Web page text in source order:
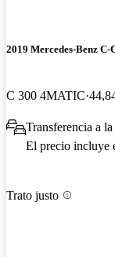
2019 Mercedes-Benz C-
C 300 4MATIC
Transferencia a
El precio incluye
Trato justo